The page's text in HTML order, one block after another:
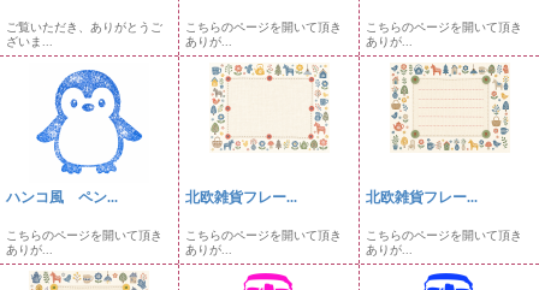
ご覧いただき、ありがとうご
ざいま...
こちらのページを開いて頂き
ありが...
こちらのページを開いて頂き
ありが...
ハンコ風 ペン...
こちらのページを開いて頂き
ありが...
北欧雑貨フレー...
こちらのページを開いて頂き
ありが...
北欧雑貨フレー...
こちらのページを開いて頂き
ありが...